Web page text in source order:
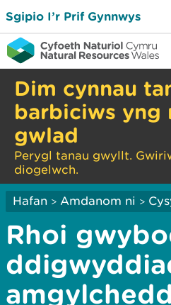
Sgipio I’r Prif Gynnwys
Dim cynnau
barbiciws yng
gwlad
Perygl tanau gwyllt.
diogelwch.
Hafan > Amdanom ni >
Rhoi